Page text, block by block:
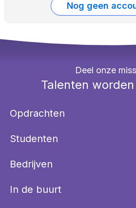
Nog geen
Deel onze
Talenten
Opdrachten
Studenten
Bedrijven
In de buurt